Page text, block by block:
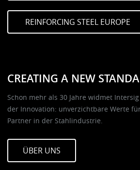
REINFORCING STEEL EUROPE
CREATING A NEW
Schon mehr als 30 Jahre widmet
der Innovation: unverzichtbare Werte
Partner in der Stahlindustrie.
ÜBER UNS